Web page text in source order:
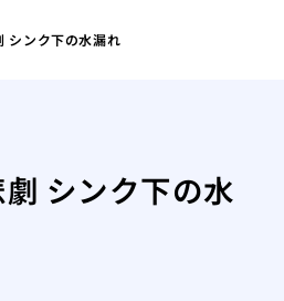
シンク下の水漏れ
シンク下の水